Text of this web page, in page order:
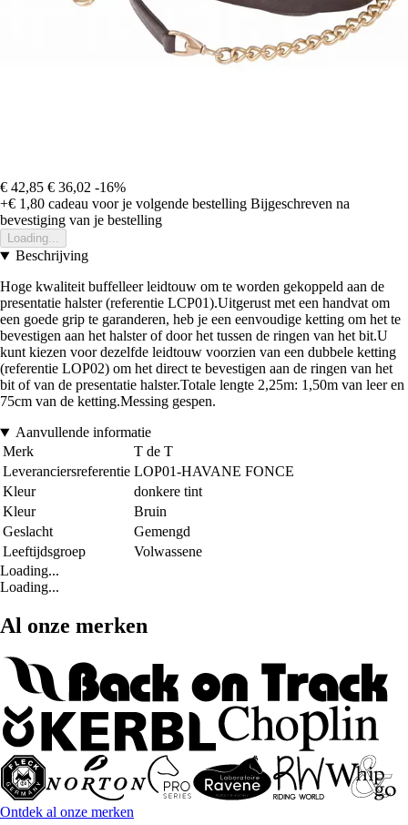
€ 42,85 € 36,02 -16%
+€ 1,80 cadeau voor je volgende bestelling Bijgeschreven na
bevestiging van je bestelling
Loading...
Beschrijving
Hoge kwaliteit buffelleer leidtouw om te worden gekoppeld aan de
presentatie halster (referentie LCP01).Uitgerust met een handvat om
een goede grip te garanderen, heb je een eenvoudige ketting om het te
bevestigen aan het halster of door het tussen de ringen van het bit.U
kunt kiezen voor dezelfde leidtouw voorzien van een dubbele ketting
(referentie LOP02) om het direct te bevestigen aan de ringen van het
bit of van de presentatie halster.Totale lengte 2,25m: 1,50m van leer en
75cm van de ketting.Messing gespen.
Aanvullende informatie
Merk
T de T
Leveranciersreferentie LOP01-HAVANE FONCE
Kleur
donkere tint
Kleur
Bruin
Geslacht
Gemengd
Leeftijdsgroep
Volwassene
Loading...
Loading...
Al onze merken
Ontdek al onze merken